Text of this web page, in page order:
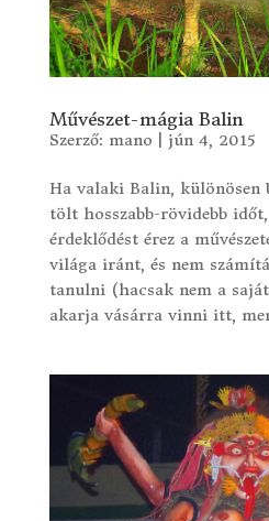
Művészet-mágia Balin
Szerző: mano jún 4, 2015
Ha valaki Balin, különösen
tölt hosszabb-rövidebb
érdeklődést érez a
világa iránt, és nem
tanulni (hacsak nem a
akarja vásárra vinni itt,